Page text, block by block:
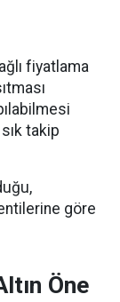
fiyatlama
takip
göre
Öne